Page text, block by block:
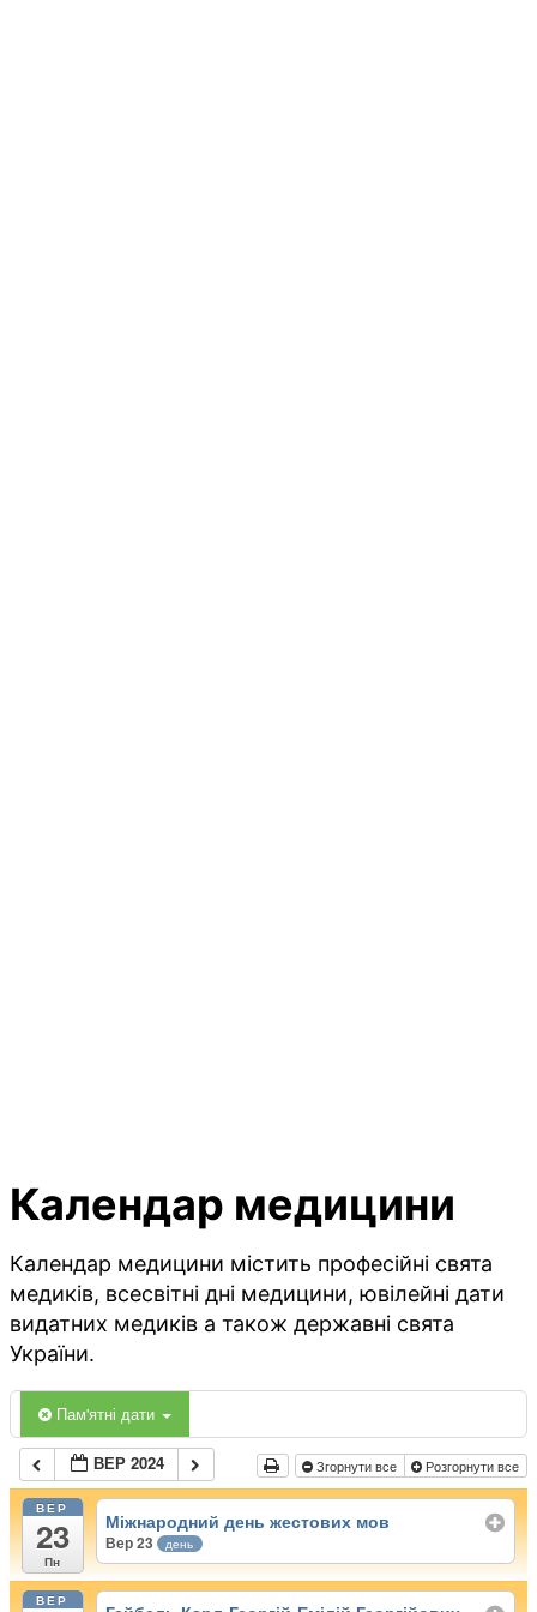
Календар медицини
Календар медицини містить професійні свята
медиків, всесвітні дні медицини, ювілейні дати
видатних медиків а також державні свята
України.
Пам'ятні дати
ВЕР 2024 Згорнути все Розгорнути все
ВЕР
23
Пн
Міжнародний день жестових мов
Вер 23 день
ВЕР